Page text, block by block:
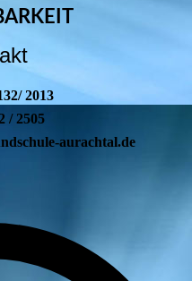
2013
/ 2505
aurachtal.de